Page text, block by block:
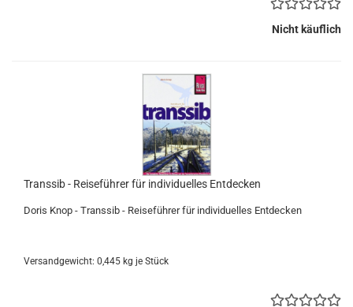
Nicht käuflich
Transsib - Reiseführer für individuelles Entdecken
Doris Knop - Transsib - Reiseführer für individuelles Entdecken
Versandgewicht: 0,445 kg je Stück